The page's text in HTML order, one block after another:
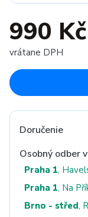
990 Kč
vrátane DPH
Doručenie
Osobný odber
Praha 1,
Praha 1, Na
Brno - střed,